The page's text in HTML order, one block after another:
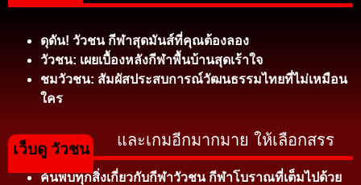
ดุดัน! วัวชน กีฬาสุดมันส์ที่คุณต้องลอง
วัวชน: เผยเบื้องหลังกีฬาพื้นบ้านสุดเร้าใจ
ชมวัวชน: สัมผัสประสบการณ์วัฒนธรรมไทยที่ไม่เหมือน
ใคร
และเกมอีกมากมาย ให้เลือกสรร
ค้นพบทุกสิ่งเกี่ยวกับกีฬาวัวชน กีฬาโบราณที่เต็มไปด้วย
เว็บดู วัวชน